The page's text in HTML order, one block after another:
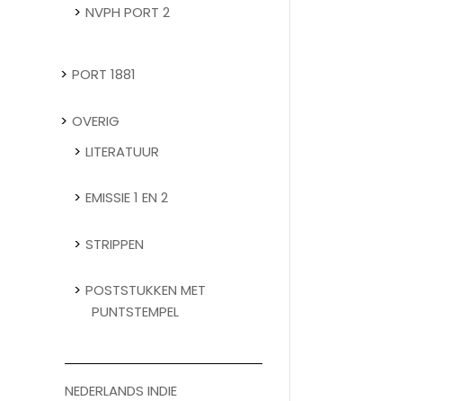
NVPH PORT 2
PORT 1881
OVERIG
LITERATUUR
EMISSIE 1 EN 2
STRIPPEN
POSTSTUKKEN MET
PUNTSTEMPEL
NEDERLANDS INDIE